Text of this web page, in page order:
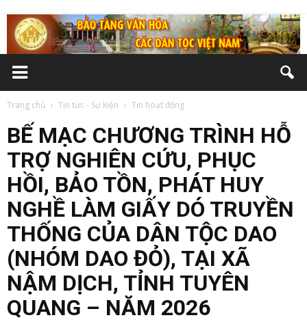
Trang chủ Tin tức - Sự kiện Tin hoạt động
BẾ MẠC CHƯƠNG TRÌNH HỖ
TRỢ NGHIÊN CỨU, PHỤC
HỒI, BẢO TỒN, PHÁT HUY
NGHỀ LÀM GIẤY DÓ TRUYỀN
THỐNG CỦA DÂN TỘC DAO
(NHÓM DAO ĐỎ), TẠI XÃ
NẬM DỊCH, TỈNH TUYÊN
QUANG – NĂM 2026